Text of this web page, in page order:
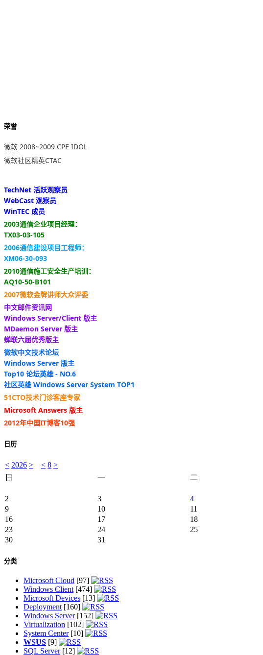
荣誉
微软 2008~2009 CPE IDOL
微软社区精英CTAC
TechNet 活跃观察员
WebCast 观察员
WinTEC 成员
2003通信企业项目经理：
TX03-03-105
2006通信建设项目工程师：
XM06-30-093
2010通信施工安全生产培训：
AQ10-50-B101
2007微软金牌讲师大众评委
中文邮件资讯网
Windows Server/Client 版主
MDaemon Server 版主
蝉联六届优秀版主
微软中文技术论坛
Windows Server 版主
Top10 论坛英雄 - NO.6
社区英雄 Windows Server System TOP1
51CTO技术门诊客座专家
Microsoft Answers 版主
2012年中国IT博客10强
日历
< 2026 > < 8 >
日
一 二
2
3 4
9
10 11
16
17 18
23
24 25
30
31
分类
Microsoft Cloud [97]
Windows Client [474]
Microsoft Devices [13]
Deployment [160]
Windows Server[152]
Virtualization [102]
System Center[10]
WSUS [9]
SQL Server[12]